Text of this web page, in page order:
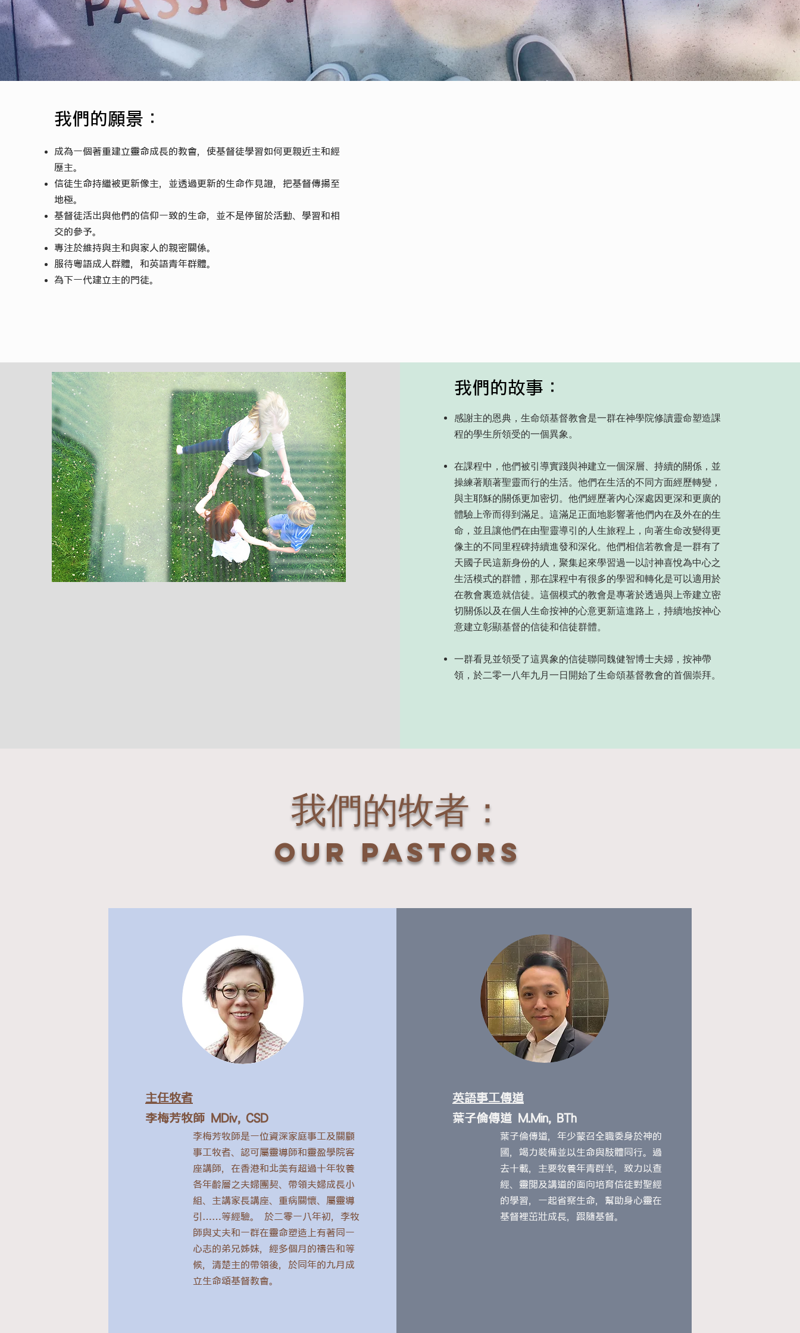
我們的願景：
成為一個著重建立靈命成長的教會，使基督徒學習如何更親近主和經
歷主。
信徒生命持繼被更新像主，並透過更新的生命作見證，把基督傳揚至
地極。
基督徒活出與他們的信仰一致的生命，並不是停留於活動、學習和相
交的參予。
專注於維持與主和與家人的親密關係。
服待粵語成人群體，和英語青年群體。
為下一代建立主的門徒。
我們的故事：
感謝主的恩典，生命頌基督教會是一群在神學院修讀靈命塑造課
程的學生所領受的一個異象。
在課程中，他們被引導實踐與神建立一個深層、持續的關係，並
操練著順著聖靈而行的生活。他們在生活的不同方面經歷轉變，
與主耶穌的關係更加密切。他們經歷著內心深處因更深和更廣的
體驗上帝而得到滿足。這滿足正面地影響著他們內在及外在的生
命，並且讓他們在由聖靈導引的人生旅程上，向著生命改變得更
像主的不同里程碑持續進發和深化。他們相信若教會是一群有了
天國子民這新身份的人，聚集起來學習過一以討神喜悅為中心之
生活模式的群體，那在課程中有很多的學習和轉化是可以適用於
在教會裏造就信徒。這個模式的教會是專著於透過與上帝建立密
切關係以及在個人生命按神的心意更新這進路上，持續地按神心
意建立彰顯基督的信徒和信徒群體。
一群看見並領受了這異象的信徒聯同魏健智博士夫婦，按神帶
領，於二零一八年九月一日開始了生命頌基督教會的首個崇拜。
我們的牧者：
Our Pastors
主任牧者
李梅芳牧師 MDiv, CSD
李梅芳牧師是一位資深家庭事工及關顧
事工牧者、認可屬靈導師和靈盈學院客
座講師，在香港和北美有超過十年牧養
各年齡層之夫婦團契、帶領夫婦成長小
組、主講家長講座、重病關懷、屬靈導
引……等經驗。 於二零一八年初，李牧
師與丈夫和一群在靈命塑造上有著同一
心志的弟兄姊妹，經多個月的禱告和等
候，清楚主的帶領後，於同年的九月成
立生命頌基督教會。
英語事工傳道
葉子倫傳道 M.Min, BTh
葉子倫傳道，年少蒙召全職委身於神的
國，竭力裝備並以生命與肢體同行。過
去十載，主要牧養年青群羊，致力以查
經、靈閲及講道的面向培育信徒對聖經
的學習，一起省察生命，幫助身心靈在
基督裡茁壯成長，跟隨基督。